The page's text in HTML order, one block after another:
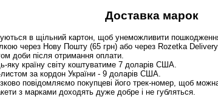
Доставка марок
в щільний картон, щоб унеможливити
через Нову Пошту (65 грн) або через Rozetka
доби після отримання оплати.
яку країну світу коштуватиме 7 доларів США.
за кордон України - 9 доларів США.
повідомляємо покупцеві його трек-номер, щоб
з марками доходять дуже добре і не губляться.